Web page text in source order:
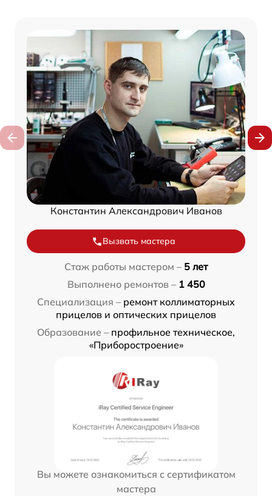
Константин Александрович Иванов
Вызвать мастера
Стаж работы мастером – 5 лет
Выполнено ремонтов – 1 450
Специализация – ремонт коллиматорных
прицелов и оптических прицелов
Образование – профильное техническое,
«Приборостроение»
Вы можете ознакомиться с сертификатом
мастера